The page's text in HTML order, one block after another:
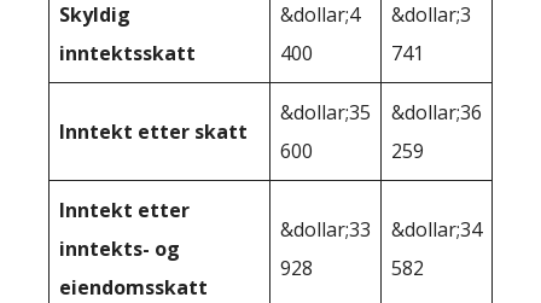
Skyldig
inntektsskatt
&dollar;4
400
&dollar;3
741
Inntekt etter skatt
&dollar;35
600
&dollar;36
259
Inntekt etter
inntekts- og
eiendomsskatt
&dollar;33
928
&dollar;34
582